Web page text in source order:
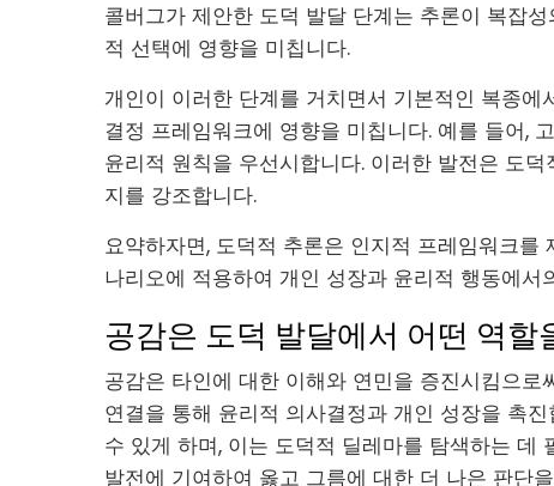
콜버그가 제안한 도덕 발달 단계는 추론이 복잡
적 선택에 영향을 미칩니다.
개인이 이러한 단계를 거치면서 기본적인 복종
결정 프레임워크에 영향을 미칩니다. 예를 들어,
윤리적 원칙을 우선시합니다. 이러한 발전은 도
지를 강조합니다.
요약하자면, 도덕적 추론은 인지적 프레임워크
나리오에 적용하여 개인 성장과 윤리적 행동에서
공감은 도덕 발달에서 어떤 역할
공감은 타인에 대한 이해와 연민을 증진시킴으
연결을 통해 윤리적 의사결정과 개인 성장을 촉
수 있게 하며, 이는 도덕적 딜레마를 탐색하는 데
발전에 기여하여 옳고 그름에 대한 더 나은 판단